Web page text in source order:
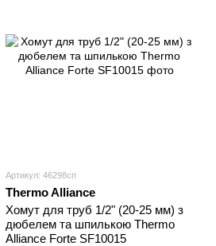
Артикул: 46298сп
Thermo Alliance
Хомут для труб 1/2" (20-25 мм) з
дюбелем та шпилькою Thermo
Alliance Forte SF10015